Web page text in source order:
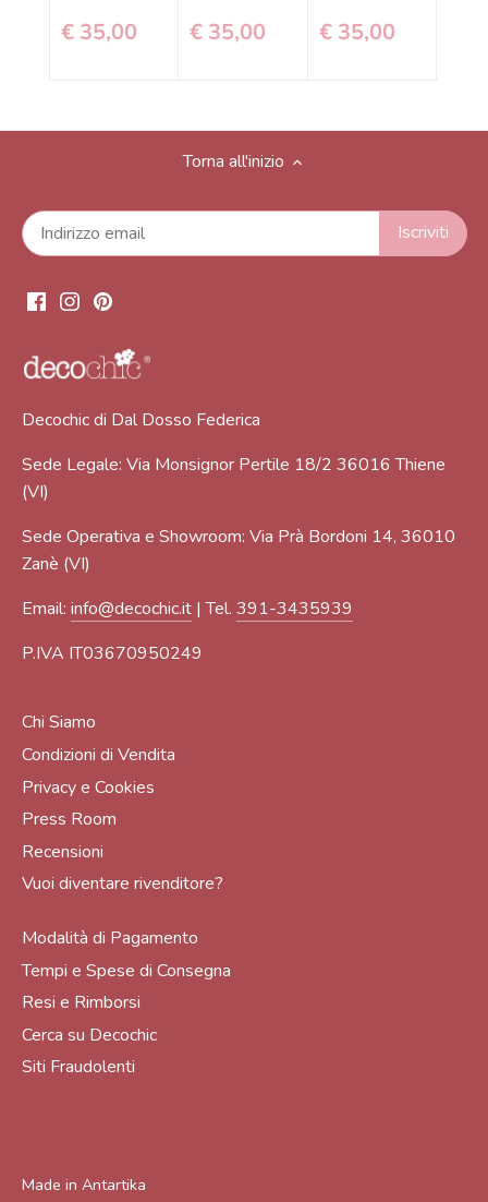
€ 35,00 € 35,00 € 35,00
Torna all'inizio
Decochic di Dal Dosso Federica
Sede Legale: Via Monsignor Pertile 18/2 36016 Thiene
(VI)
Sede Operativa e Showroom: Via Prà Bordoni 14, 36010
Zanè (VI)
Email: info@decochic.it | Tel. 391-3435939
P.IVA IT03670950249
Chi Siamo
Condizioni di Vendita
Privacy e Cookies
Press Room
Recensioni
Vuoi diventare rivenditore?
Modalità di Pagamento
Tempi e Spese di Consegna
Resi e Rimborsi
Cerca su Decochic
Siti Fraudolenti
Made in Antartika